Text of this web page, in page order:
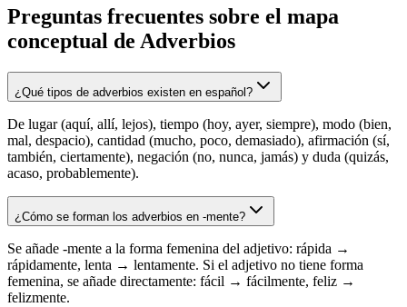
Preguntas frecuentes sobre el mapa
conceptual de Adverbios
¿Qué tipos de adverbios existen en español?
De lugar (aquí, allí, lejos), tiempo (hoy, ayer, siempre), modo (bien,
mal, despacio), cantidad (mucho, poco, demasiado), afirmación (sí,
también, ciertamente), negación (no, nunca, jamás) y duda (quizás,
acaso, probablemente).
¿Cómo se forman los adverbios en -mente?
Se añade -mente a la forma femenina del adjetivo: rápida →
rápidamente, lenta → lentamente. Si el adjetivo no tiene forma
femenina, se añade directamente: fácil → fácilmente, feliz →
felizmente.